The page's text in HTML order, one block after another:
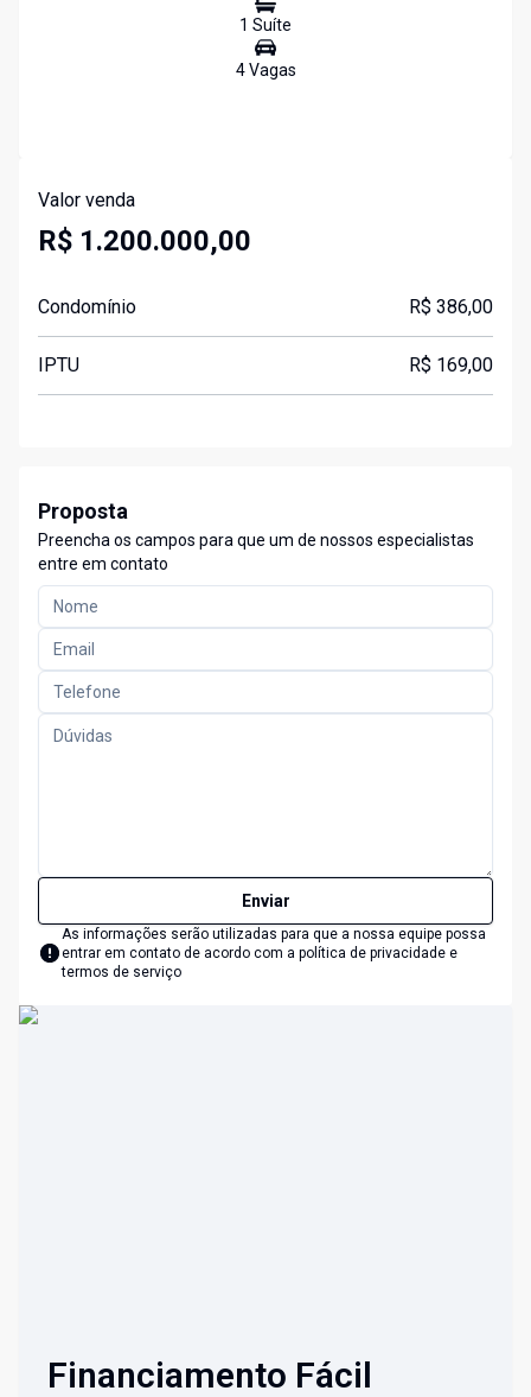
1 Suíte
4Vagas
Valor venda
R$ 1.200.000,00
Condomínio R$ 386,00
IPTU R$ 169,00
Proposta
Preencha os campos para que um de nossos especialistas
entre em contato
Enviar
As informações serão utilizadas para que a nossa equipe possa
entrar em contato de acordo com a política de privacidade e
termos de serviço
Financiamento Fácil